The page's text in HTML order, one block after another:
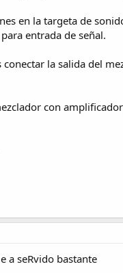
en la targeta de
entrada de señal.
conectar la salida del
con
a seRvido bastante